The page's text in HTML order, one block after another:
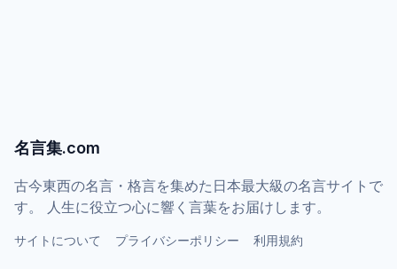
名言集.com
古今東西の名言・格言を集めた日本最大級の名言サイトで
す。 人生に役立つ心に響く言葉をお届けします。
サイトについて プライバシーポリシー 利用規約